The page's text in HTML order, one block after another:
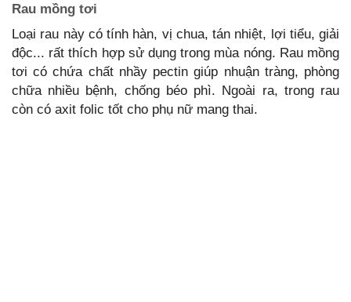
Rau mồng tơi
Loại rau này có tính hàn, vị chua, tán nhiệt, lợi tiểu, giải
độc... rất thích hợp sử dụng trong mùa nóng. Rau mồng
tơi có chứa chất nhầy pectin giúp nhuận tràng, phòng
chữa nhiều bệnh, chống béo phì. Ngoài ra, trong rau
còn có axit folic tốt cho phụ nữ mang thai.